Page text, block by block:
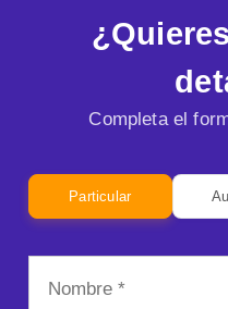
Completa el
Particular